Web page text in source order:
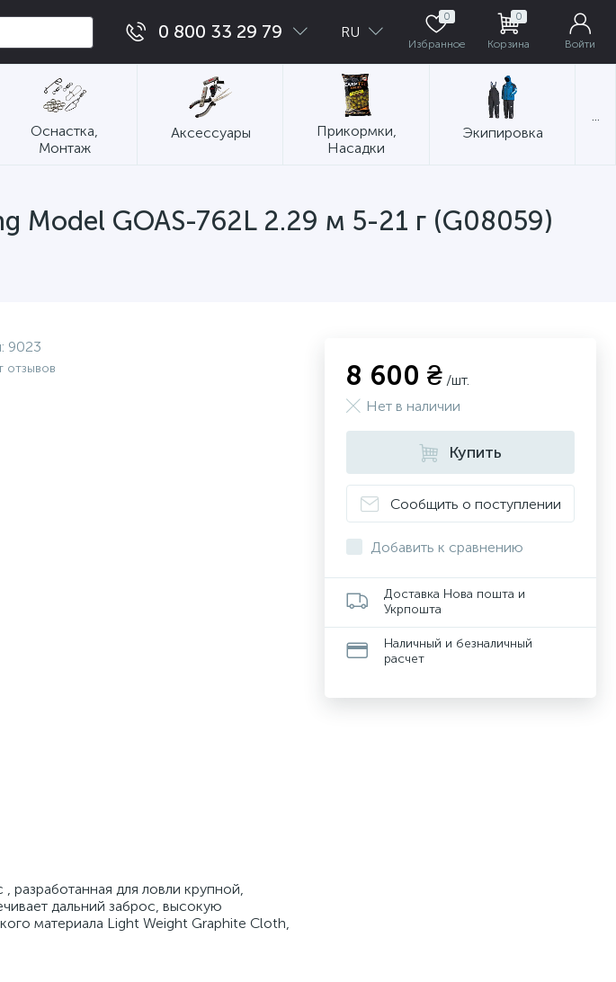
0 800 33 29 79 RU
0
Избранное
0
Корзина Войти
Оснастка,
Монтаж
Аксессуары
Прикормки,
Насадки
Экипировка
Model GOAS-762L 2.29 м 5-21 г (G08059)
9023
отзывов
для ловли крупной,
дальний заброс, высокую
материала Light Weight Graphite Cloth,
8 600 ₴ /шт.
Нет в наличии
Купить
Сообщить о поступлении
Добавить к сравнению
Доставка Нова пошта и
Укрпошта
Наличный и безналичный
расчет